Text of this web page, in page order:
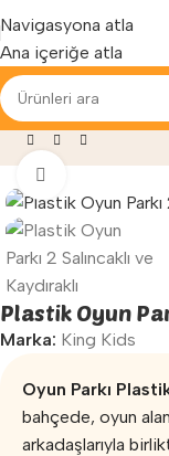
Navigasyona atla
Ana içeriğe atla
Yenilenen
Oyun Parkları
Plastik Oyun
Marka: King Kids
Oyun Parkı
bahçede, oyun
arkadaşlarıyla